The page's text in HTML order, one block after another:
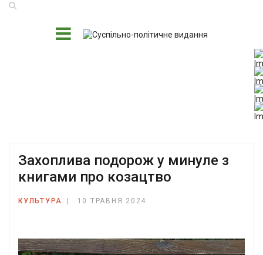
Захоплива подорож у минуле з
книгами про козацтво
КУЛЬТУРА 10 ТРАВНЯ 2024